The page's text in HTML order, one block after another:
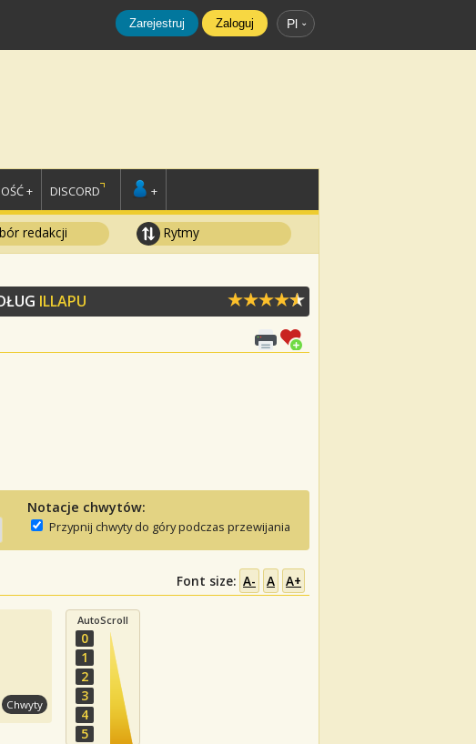
Zarejestruj Zaloguj Pl
+ DISCORD +
redakcji Rytmy
ILLAPU
Notacje chwytów:
Przypnij chwyty do góry podczas przewijania
Font size: A- A A+
Chwyty
AutoScroll
0
1
2
3
4
5